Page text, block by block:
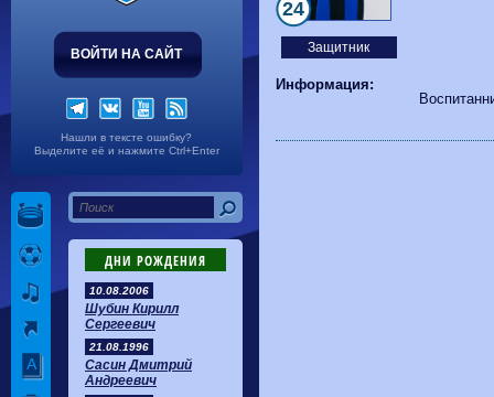
ВОЙТИ НА САЙТ
Нашли в тексте ошибку?
Выделите её и нажмите Ctrl+Enter
ДНИ РОЖДЕНИЯ
10.08.2006
Шубин Кирилл
Сергеевич
21.08.1996
Сасин Дмитрий
Андреевич
Защитник
24
Информация:
Калуга
0-1